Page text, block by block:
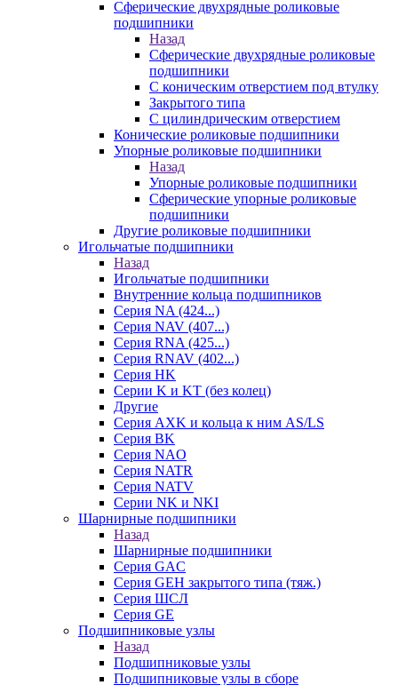
Сферические двухрядные роликовые
подшипники
Назад
Сферические двухрядные роликовые
подшипники
С коническим отверстием под втулку
Закрытого типа
С цилиндрическим отверстием
Конические роликовые подшипники
Упорные роликовые подшипники
Назад
Упорные роликовые подшипники
Сферические упорные роликовые
подшипники
Другие роликовые подшипники
Игольчатые подшипники
Назад
Игольчатые подшипники
Внутренние кольца подшипников
Серия NA (424...)
Серия NAV (407...)
Серия RNA (425...)
Серия RNAV (402...)
Серия HK
Серии K и KT (без колец)
Другие
Серия AXK и кольца к ним AS/LS
Серия BK
Серия NAO
Серия NATR
Серия NATV
Серии NK и NKI
Шарнирные подшипники
Назад
Шарнирные подшипники
Серия GAC
Серия GEH закрытого типа (тяж.)
Серия ШСЛ
Серия GE
Подшипниковые узлы
Назад
Подшипниковые узлы
Подшипниковые узлы в сборе